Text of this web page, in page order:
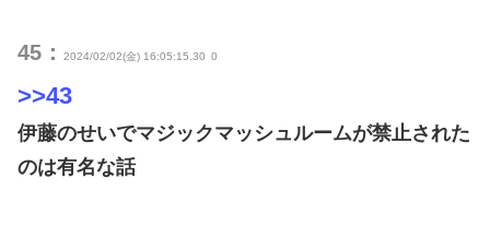
45： 2024/02/02(金) 16:05:15.30 0
>>43
伊藤のせいでマジックマッシュルームが禁止された
のは有名な話